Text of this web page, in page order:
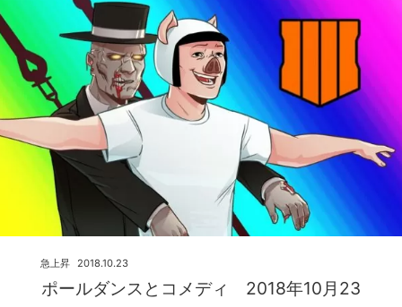
ポールダンスとコメディ 2018年10月23
2018.10.23
急上昇